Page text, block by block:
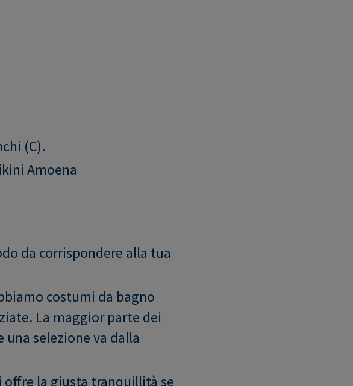
(C).
Amoena
da corrispondere alla tua
costumi da bagno
La maggior parte dei
selezione va dalla
la giusta tranquillità se